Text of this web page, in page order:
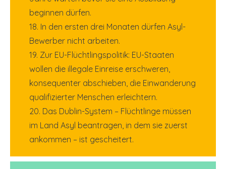
beginnen dürfen.
18. In den ersten drei Monaten dürfen Asyl-
Bewerber nicht arbeiten.
19. Zur EU-Flüchtlingspolitik: EU-Staaten
wollen die illegale Einreise erschweren,
konsequenter abschieben, die Einwanderung
qualifizierter Menschen erleichtern.
20. Das Dublin-System – Flüchtlinge müssen
im Land Asyl beantragen, in dem sie zuerst
ankommen – ist gescheitert.